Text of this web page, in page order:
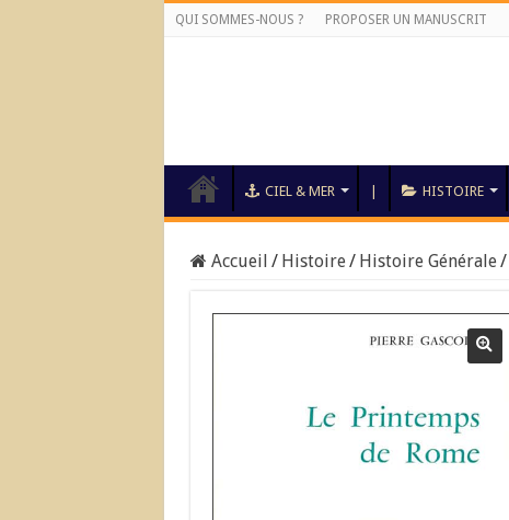
QUI SOMMES-NOUS ? PROPOSER UN MANUSCRIT
CIEL & MER HISTOIRE
Accueil / Histoire/ Histoire Générale/